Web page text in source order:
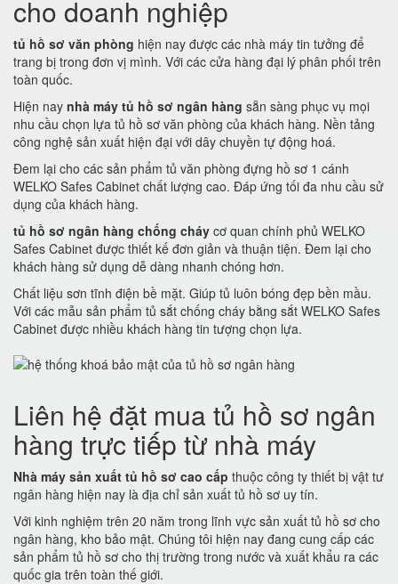
cho doanh nghiệp
tủ hồ sơ văn phòng hiện nay được các nhà máy tin tưởng để
trang bị trong đơn vị mình. Với các cửa hàng đại lý phân phối trên
toàn quốc.
Hiện nay nhà máy tủ hồ sơ ngân hàng sẵn sàng phục vụ mọi
nhu cầu chọn lựa tủ hồ sơ văn phòng của khách hàng. Nền tảng
công nghệ sản xuất hiện đại với dây chuyền tự động hoá.
Đem lại cho các sản phẩm tủ văn phòng đựng hồ sơ 1 cánh
WELKO Safes Cabinet chất lượng cao. Đáp ứng tối đa nhu cầu sử
dụng của khách hàng.
tủ hồ sơ ngân hàng chống cháy cơ quan chính phủ WELKO
Safes Cabinet được thiết kế đơn giản và thuận tiện. Đem lại cho
khách hàng sử dụng dễ dàng nhanh chóng hơn.
Chất liệu sơn tĩnh điện bề mặt. Giúp tủ luôn bóng đẹp bền mầu.
Với các mẫu sản phẩm tủ sắt chống cháy bằng sắt WELKO Safes
Cabinet được nhiều khách hàng tin tượng chọn lựa.
Liên hệ đặt mua tủ hồ sơ ngân
hàng trực tiếp từ nhà máy
Nhà máy sản xuất tủ hồ sơ cao cấp thuộc công ty thiết bị vật tư
ngân hàng hiện nay là địa chỉ sản xuất tủ hồ sơ uy tín.
Với kinh nghiệm trên 20 năm trong lĩnh vực sản xuất tủ hồ sơ cho
ngân hàng, kho bảo mật. Chúng tôi hiện nay đang cung cấp các
sản phẩm tủ hồ sơ cho thị trường trong nước và xuất khẩu ra các
quốc gia trên toàn thế giới.